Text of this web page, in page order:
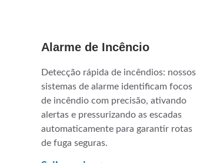
Alarme de Incêncio
Detecção rápida de incêndios: nossos
sistemas de alarme identificam focos
de incêndio com precisão, ativando
alertas e pressurizando as escadas
automaticamente para garantir rotas
de fuga seguras.